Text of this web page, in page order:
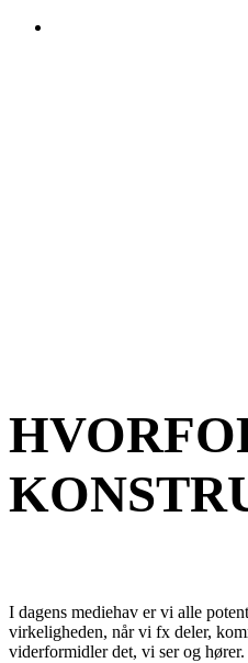
I dagens mediehav er vi alle
virkeligheden, når vi fx deler,
viderformidler det, vi ser og hører.